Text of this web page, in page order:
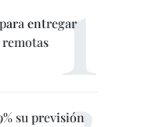
entregar
su previsión